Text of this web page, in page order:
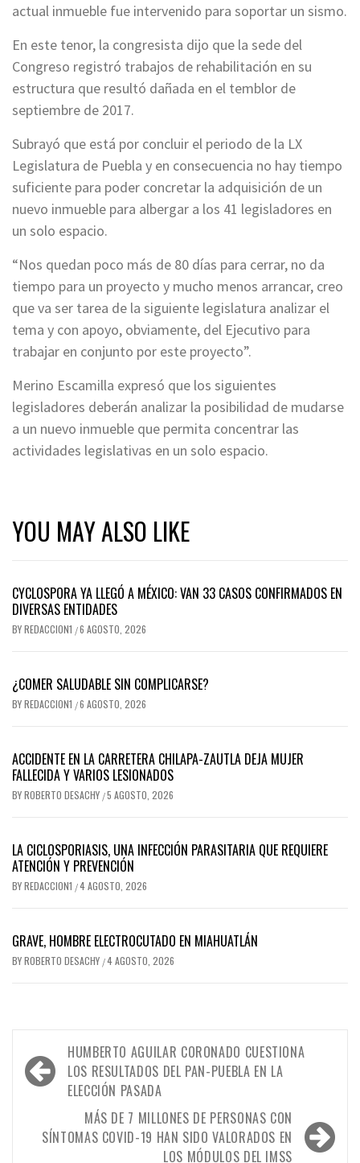
actual inmueble fue intervenido para soportar un sismo.
En este tenor, la congresista dijo que la sede del
Congreso registró trabajos de rehabilitación en su
estructura que resultó dañada en el temblor de
septiembre de 2017.
Subrayó que está por concluir el periodo de la LX
Legislatura de Puebla y en consecuencia no hay tiempo
suficiente para poder concretar la adquisición de un
nuevo inmueble para albergar a los 41 legisladores en
un solo espacio.
“Nos quedan poco más de 80 días para cerrar, no da
tiempo para un proyecto y mucho menos arrancar, creo
que va ser tarea de la siguiente legislatura analizar el
tema y con apoyo, obviamente, del Ejecutivo para
trabajar en conjunto por este proyecto”.
Merino Escamilla expresó que los siguientes
legisladores deberán analizar la posibilidad de mudarse
a un nuevo inmueble que permita concentrar las
actividades legislativas en un solo espacio.
YOU MAY ALSO LIKE
CYCLOSPORA YA LLEGÓ A MÉXICO: VAN 33 CASOS CONFIRMADOS EN
DIVERSAS ENTIDADES
BYREDACCION1 /6 AGOSTO, 2026
¿COMER SALUDABLE SIN COMPLICARSE?
BYREDACCION1 /6 AGOSTO, 2026
ACCIDENTE EN LA CARRETERA CHILAPA-ZAUTLA DEJA MUJER
FALLECIDA Y VARIOS LESIONADOS
BYROBERTO DESACHY /5 AGOSTO, 2026
LA CICLOSPORIASIS, UNA INFECCIÓN PARASITARIA QUE REQUIERE
ATENCIÓN Y PREVENCIÓN
BYREDACCION1 /4 AGOSTO, 2026
GRAVE, HOMBRE ELECTROCUTADO EN MIAHUATLÁN
BYROBERTO DESACHY /4 AGOSTO, 2026
Navegación
de
entradas
HUMBERTO AGUILAR CORONADO CUESTIONA
LOS RESULTADOS DEL PAN-PUEBLA EN LA
ELECCIÓN PASADA
MÁS DE 7 MILLONES DE PERSONAS CON
SÍNTOMAS COVID-19 HAN SIDO VALORADOS EN
LOS MÓDULOS DEL IMSS